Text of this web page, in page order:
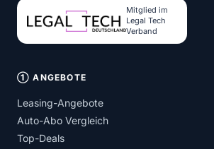
Mitglied im
Legal Tech
Verband
① ANGEBOTE
Leasing-Angebote
Auto-Abo Vergleich
Top-Deals